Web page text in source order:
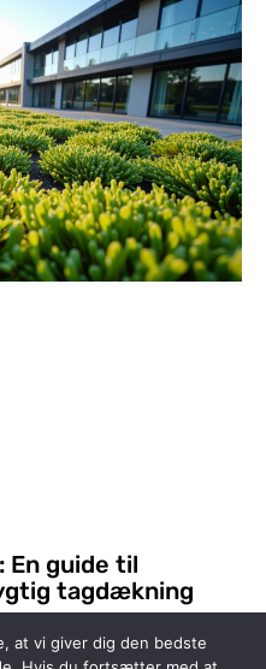
En guide til
tagdækning
at vi giver dig den bedste